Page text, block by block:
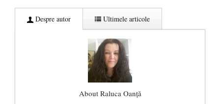
Despre autor Ultimele articole
About Raluca Oanță